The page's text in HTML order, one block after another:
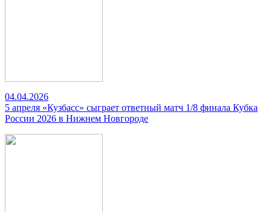
04.04.2026
5 апреля «Кузбасс» сыграет ответный матч 1/8 финала Кубка
России 2026 в Нижнем Новгороде